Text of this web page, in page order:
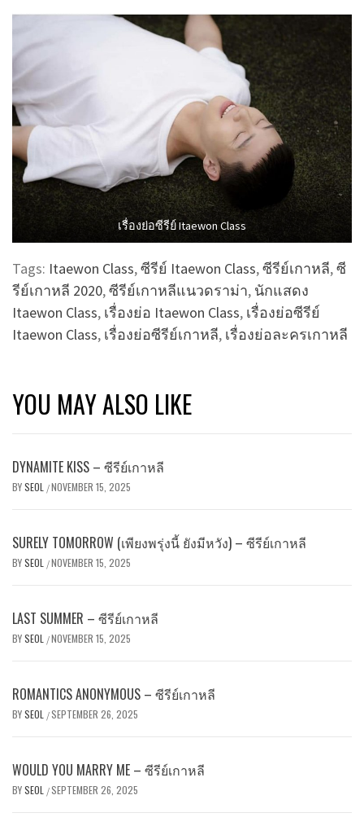
เรื่องย่อซีรีย์ Itaewon Class
Tags: Itaewon Class,ซีรีย์ Itaewon Class,ซีรีย์เกาหลี,ซี
รีย์เกาหลี 2020,ซีรีย์เกาหลีแนวดราม่า, นักแสดง
Itaewon Class, เรื่องย่อ Itaewon Class, เรื่องย่อซีรีย์
Itaewon Class, เรื่องย่อซีรีย์เกาหลี, เรื่องย่อละครเกาหลี
YOU MAY ALSO LIKE
DYNAMITE KISS – ซีรีย์เกาหลี
BYSEOL /NOVEMBER 15, 2025
SURELY TOMORROW (เพียงพรุ่งนี้ ยังมีหวัง) – ซีรีย์เกาหลี
BYSEOL /NOVEMBER 15, 2025
LAST SUMMER – ซีรีย์เกาหลี
BYSEOL /NOVEMBER 15, 2025
ROMANTICS ANONYMOUS – ซีรีย์เกาหลี
BYSEOL /SEPTEMBER 26, 2025
WOULD YOU MARRY ME – ซีรีย์เกาหลี
BYSEOL /SEPTEMBER 26, 2025